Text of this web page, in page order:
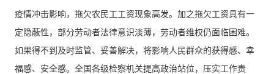
疫情冲击影响，拖欠农民工工资现象高发。加之拖欠工资具有一
定隐蔽性，部分劳动者法律意识淡薄，劳动者维权仍面临困难。
如果得不到及时监管、妥善解决，将影响人民群众的获得感、幸
福感、安全感。全国各级检察机关提高政治站位，压实工作责